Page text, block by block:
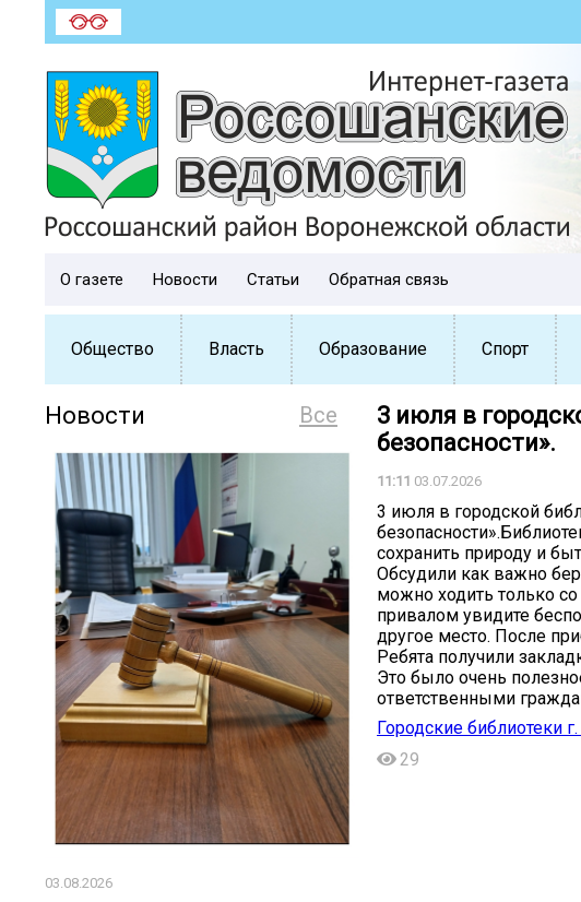
О газете Новости Статьи Обратная связь
Общество Власть Образование Спорт
Все
Новости
03.08.2026
3 июля в
безопасности».
11:11 03.07.2026
3 июля в городской
сохранить природу и
Обсудили как важно
можно ходить только
привалом увидите
другое место. После
Ребята получили
Это было очень
ответственными
Городские библиотеки
29